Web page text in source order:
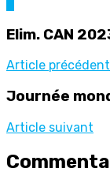
Elim. CAN
Article précédent
Journée
Article suivant